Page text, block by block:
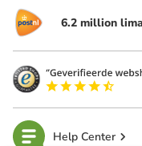
6.2 million
Help Center